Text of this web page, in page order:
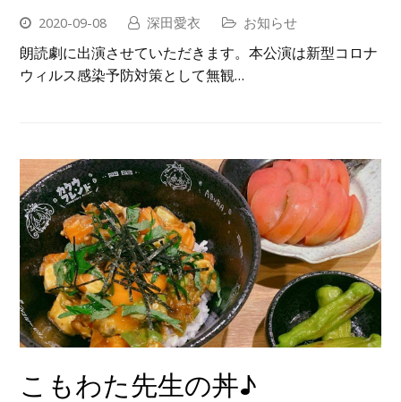
2020-09-08 深田愛衣 お知らせ
朗読劇に出演させていただきます。本公演は新型コロナ
ウィルス感染予防対策として無観…
こもわた先生の丼♪